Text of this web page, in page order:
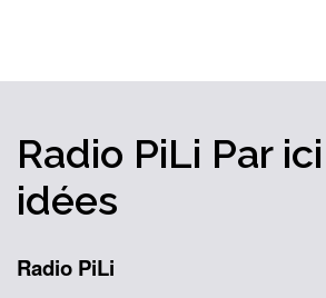
Radio PiLi Par ici
idées
Radio PiLi